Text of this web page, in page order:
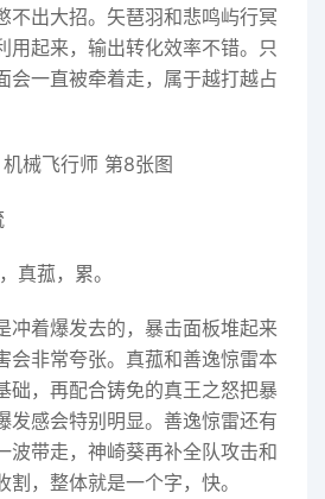
不出大招。矢琶羽和悲鸣屿行冥
用起来，输出转化效率不错。只
会一直被牵着走，属于越打越占
真菰，累。
冲着爆发去的，暴击面板堆起来
会非常夸张。真菰和善逸惊雷本
础，再配合铸免的真王之怒把暴
发感会特别明显。善逸惊雷还有
波带走，神崎葵再补全队攻击和
，整体就是一个字，快。